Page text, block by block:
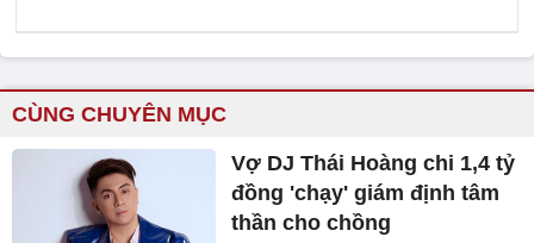
CÙNG CHUYÊN MỤC
Vợ DJ Thái Hoàng chi 1,4 tỷ
đồng 'chạy' giám định tâm
thần cho chồng